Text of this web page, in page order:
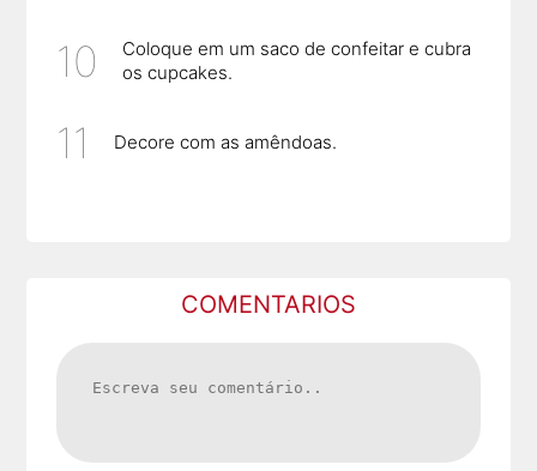
Coloque em um saco de confeitar e cubra
os cupcakes.
Decore com as amêndoas.
COMENTARIOS